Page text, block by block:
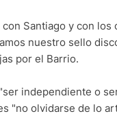
Santiago y con los
nuestro sello
por el Barrio.
independiente o
"no olvidarse de lo